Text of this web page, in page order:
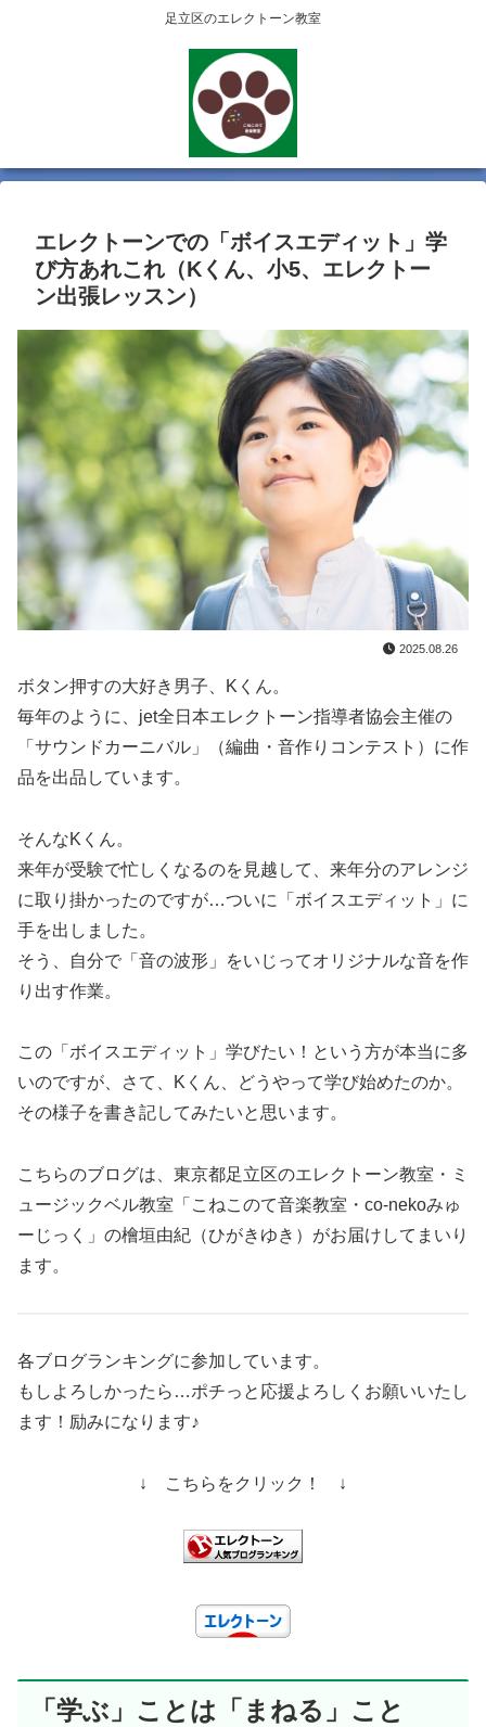
足立区のエレクトーン教室
エレクトーンでの「ボイスエディット」学
び方あれこれ（Kくん、小5、エレクトー
ン出張レッスン）
2025.08.26
ボタン押すの大好き男子、Kくん。
毎年のように、jet全日本エレクトーン指導者協会主催の
「サウンドカーニバル」（編曲・音作りコンテスト）に作
品を出品しています。
そんなKくん。
来年が受験で忙しくなるのを見越して、来年分のアレンジ
に取り掛かったのですが…ついに「ボイスエディット」に
手を出しました。
そう、自分で「音の波形」をいじってオリジナルな音を作
り出す作業。
この「ボイスエディット」学びたい！という方が本当に多
いのですが、さて、Kくん、どうやって学び始めたのか。
その様子を書き記してみたいと思います。
こちらのブログは、東京都足立区のエレクトーン教室・ミ
ュージックベル教室「こねこのて音楽教室・co-nekoみゅ
ーじっく」の檜垣由紀（ひがきゆき）がお届けしてまいり
ます。
各ブログランキングに参加しています。
もしよろしかったら…ポチっと応援よろしくお願いいたし
ます！励みになります♪
↓ こちらをクリック！ ↓
「学ぶ」ことは「まねる」こと